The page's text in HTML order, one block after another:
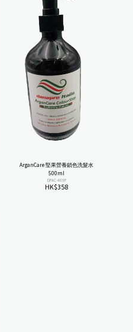
ArganCare 堅果營養鎖色洗髮水
500ml
DPAC-409P
HK$358